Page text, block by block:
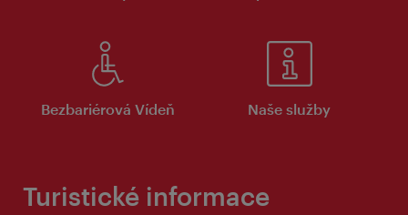
Bezbariérová Vídeň Naše služby
Turistické informace